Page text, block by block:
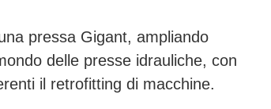
pressa Gigant, ampliando
delle presse idrauliche, con
il retrofitting di macchine.